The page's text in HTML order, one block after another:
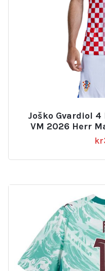
Joško Gvardiol
VM 2026 Herr
kr